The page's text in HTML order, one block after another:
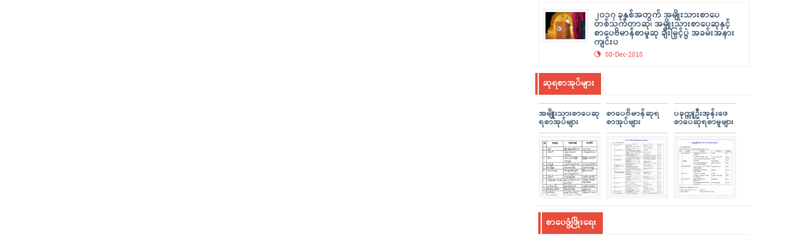
၂၀၁၇ ခုနှစ်အတွက် အမျိုးသားစာပေ
တစ်သက်တာဆု၊ အမျိုးသားစာပေဆုနှင့်
စာပေဗိမာန်စာမူဆု ချီးမြှင့်ပွဲ အခမ်းအနား
ကျင်းပ
08-Dec-2018
ဆုရစာအုပ်များ
အမျိူးသားစာပေဆု
ရစာအုပ်များ
စာပေဗိမာန်ဆုရ
စာအုပ်များ
ပခုက္ကူဦးအုန်းဖေ
စာပေဆုရစာမူများ
စာပေဖွံ့ဖြိုးရေး